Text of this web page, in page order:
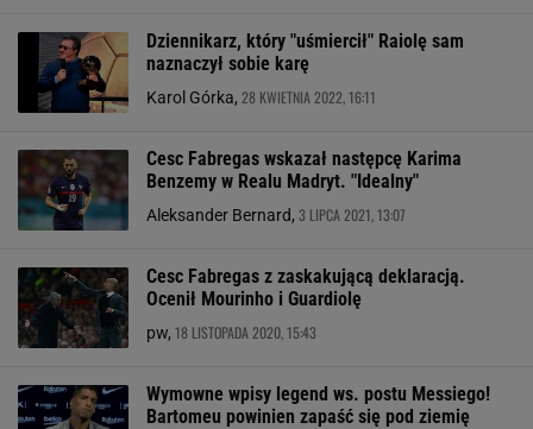
Dziennikarz, który "uśmiercił" Raiolę sam
naznaczył sobie karę
Karol Górka, 28 KWIETNIA 2022, 16:11
Cesc Fabregas wskazał następcę Karima
Benzemy w Realu Madryt. "Idealny"
Aleksander Bernard, 3 LIPCA 2021, 13:07
Cesc Fabregas z zaskakującą deklaracją.
Ocenił Mourinho i Guardiolę
pw, 18 LISTOPADA 2020, 15:43
Wymowne wpisy legend ws. postu Messiego!
Bartomeu powinien zapaść się pod ziemię